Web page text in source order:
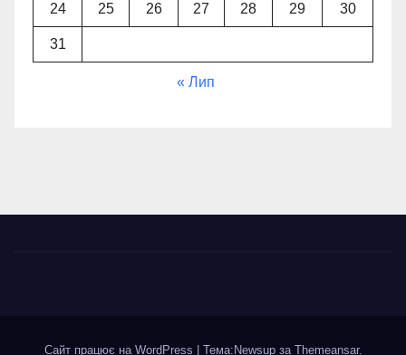
24 25 26 27 28 29 30
31
« Лип
Сайт працює на WordPress Тема:Newsup за Themeansar.